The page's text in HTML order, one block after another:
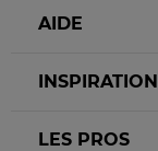
AIDE
INSPIRATION
LES PROS